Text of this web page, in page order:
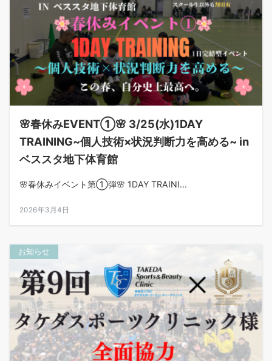
🌸春休みEVENT①🌸 3/25(水)1DAY
TRAINING~個人技術×状況判断力を高める~ in
ベススタ地下体育館
🌸春休みイベント第①弾🌸 1DAY TRAINI...
2026年3月4日
お知らせ